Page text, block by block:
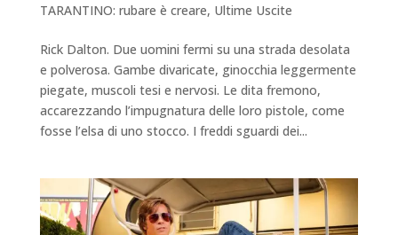
TARANTINO: rubare è creare, Ultime Uscite
Rick Dalton. Due uomini fermi su una strada desolata
e polverosa. Gambe divaricate, ginocchia leggermente
piegate, muscoli tesi e nervosi. Le dita fremono,
accarezzando l’impugnatura delle loro pistole, come
fosse l’elsa di uno stocco. I freddi sguardi dei...